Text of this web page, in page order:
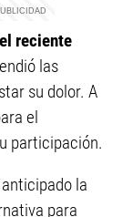
reciente
las
su dolor. A
el
participación.
la
para